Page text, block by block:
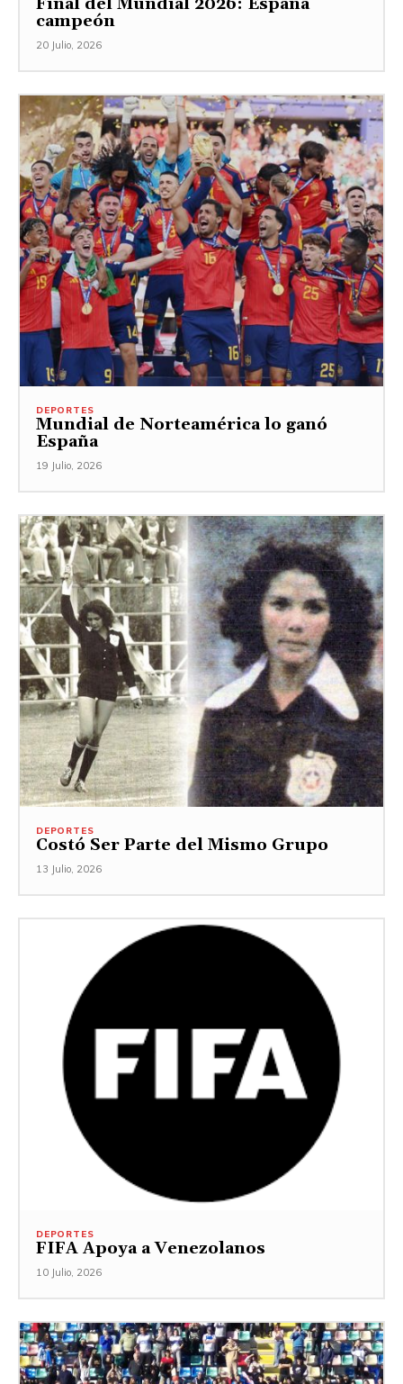
campeón
20 Julio, 2026
DEPORTES
Mundial de Norteamérica lo ganó
España
19 Julio, 2026
DEPORTES
Costó Ser Parte del Mismo Grupo
13 Julio, 2026
DEPORTES
FIFA Apoya a Venezolanos
10 Julio, 2026